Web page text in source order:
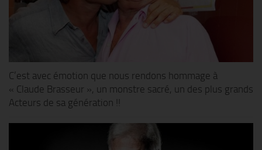
C’est avec émotion que nous rendons hommage à
« Claude Brasseur », un monstre sacré, un des plus grands
Acteurs de sa génération !!